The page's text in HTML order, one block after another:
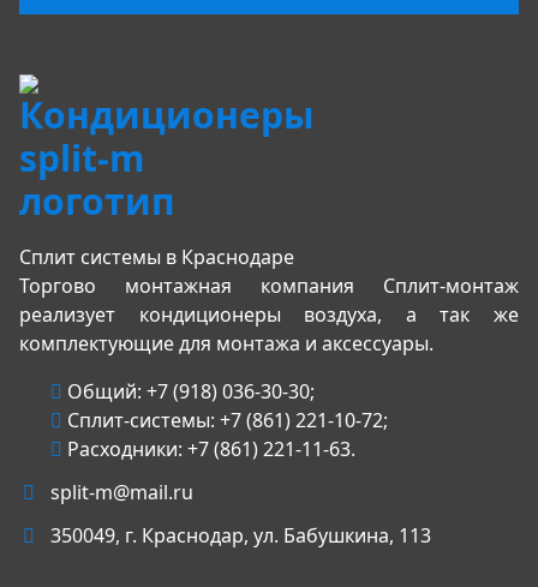
Сплит системы в Краснодаре
Торгово монтажная компания Сплит-монтаж
реализует кондиционеры воздуха, а так же
комплектующие для монтажа и аксессуары.
Общий: +7 (918) 036-30-30;
Сплит-системы: +7 (861) 221-10-72;
Расходники: +7 (861) 221-11-63.
split-m@mail.ru
350049, г. Краснодар, ул. Бабушкина, 113